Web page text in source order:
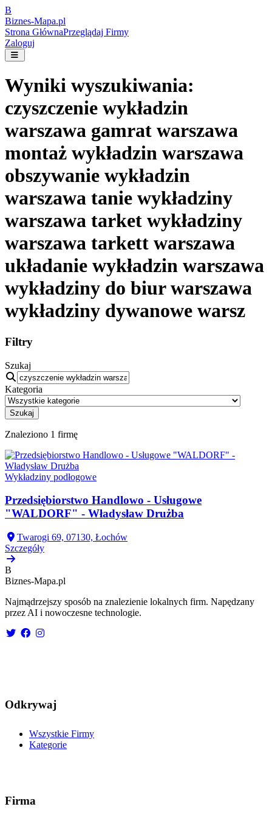
B
Biznes-Mapa.pl
Strona GłównaPrzeglądaj Firmy
Zaloguj
Wyniki wyszukiwania:
czyszczenie wykładzin
warszawa gamrat warszawa
montaż wykładzin warszawa
obszywanie wykładzin
warszawa tanie wykładziny
warszawa tarket wykładziny
warszawa tarkett warszawa
układanie wykładzin warszawa
wykładziny do biur warszawa
wykładziny dywanowe warsz
Filtry
Szukaj
Kategoria
Szukaj
Znaleziono 1 firmę
Wykładziny podłogowe
Przedsiębiorstwo Handlowo - Usługowe
"WALDORF" - Władysław Drużba
Twarogi 69, 07130, Łochów
Szczegóły
B
Biznes-Mapa.pl
Najmądrzejszy sposób na znalezienie lokalnych firm. Napędzany
przez AI i nowoczesne technologie.
Odkrywaj
Wszystkie Firmy
Kategorie
Firma